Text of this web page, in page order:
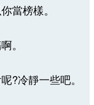
當榜樣。
。
?冷靜一些吧。